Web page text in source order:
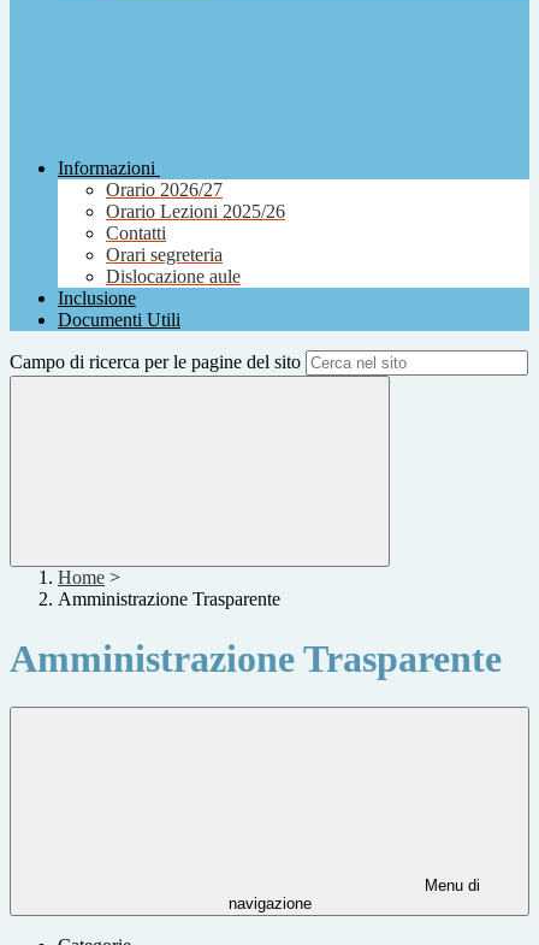
Informazioni
Orario 2026/27
Orario Lezioni 2025/26
Contatti
Orari segreteria
Dislocazione aule
Inclusione
Documenti Utili
Campo di ricerca per le pagine del sito
Home >
Amministrazione Trasparente
Amministrazione Trasparente
Menu di
navigazione